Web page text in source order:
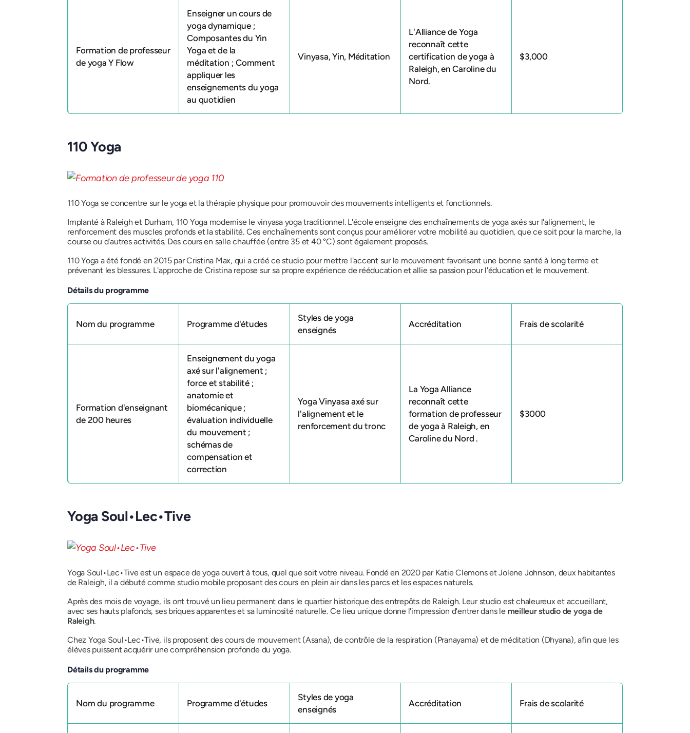
Formation de professeur
de yoga Y Flow
Enseigner un cours de
yoga dynamique ;
Composantes du Yin
Yoga et de la
méditation ; Comment
appliquer les
enseignements du yoga
au quotidien
Vinyasa, Yin, Méditation
L'Alliance de Yoga
reconnaît cette
certification de yoga à
Raleigh, en Caroline du
Nord.
$3,000
110 Yoga
110 Yoga se concentre sur le yoga et la thérapie physique pour promouvoir des mouvements intelligents et fonctionnels.
Implanté à Raleigh et Durham, 110 Yoga modernise le vinyasa yoga traditionnel. L'école enseigne des enchaînements de yoga axés sur l'alignement, le
renforcement des muscles profonds et la stabilité. Ces enchaînements sont conçus pour améliorer votre mobilité au quotidien, que ce soit pour la marche, la
course ou d'autres activités. Des cours en salle chauffée (entre 35 et 40 °C) sont également proposés.
110 Yoga a été fondé en 2015 par Cristina Max, qui a créé ce studio pour mettre l'accent sur le mouvement favorisant une bonne santé à long terme et
prévenant les blessures. L'approche de Cristina repose sur sa propre expérience de rééducation et allie sa passion pour l'éducation et le mouvement.
Détails du programme
Nom du programme Programme d'études
Styles de yoga
enseignés
Accréditation Frais de scolarité
Formation d'enseignant
de 200 heures
Enseignement du yoga
axé sur l'alignement ;
force et stabilité ;
anatomie et
biomécanique ;
évaluation individuelle
du mouvement ;
schémas de
compensation et
correction
Yoga Vinyasa axé sur
l'alignement et le
renforcement du tronc
La Yoga Alliance
reconnaît cette
formation de professeur
de yoga à Raleigh, en
Caroline du Nord .
$3000
Yoga Soul•Lec•Tive
Yoga Soul•Lec•Tive est un espace de yoga ouvert à tous, quel que soit votre niveau. Fondé en 2020 par Katie Clemons et Jolene Johnson, deux habitantes
de Raleigh, il a débuté comme studio mobile proposant des cours en plein air dans les parcs et les espaces naturels.
Après des mois de voyage, ils ont trouvé un lieu permanent dans le quartier historique des entrepôts de Raleigh. Leur studio est chaleureux et accueillant,
avec ses hauts plafonds, ses briques apparentes et sa luminosité naturelle. Ce lieu unique donne l'impression d'entrer dans le meilleur studio de yoga de
Raleigh.
Chez Yoga Soul•Lec•Tive, ils proposent des cours de mouvement (Asana), de contrôle de la respiration (Pranayama) et de méditation (Dhyana), afin que les
élèves puissent acquérir une compréhension profonde du yoga.
Détails du programme
Nom du programme Programme d'études
Styles de yoga
enseignés
Accréditation Frais de scolarité